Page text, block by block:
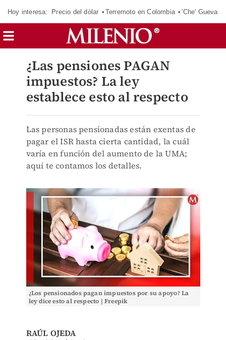
Hoy interesa: Precio del dólar Terremoto en Colombia 'Che' Guevara
¿Las pensiones PAGAN
impuestos? La ley
establece esto al respecto
Las personas pensionadas están exentas de
pagar el ISR hasta cierta cantidad, la cuál
varía en función del aumento de la UMA;
aquí te contamos los detalles.
¿Los pensionados pagan impuestos por su apoyo? La
ley dice esto al respecto | Freepik
RAÚL OJEDA